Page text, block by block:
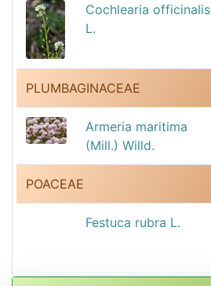
Cochlearia officinalis
L.
PLUMBAGINACEAE
Armeria maritima
(Mill.) Willd.
POACEAE
Festuca rubra L.